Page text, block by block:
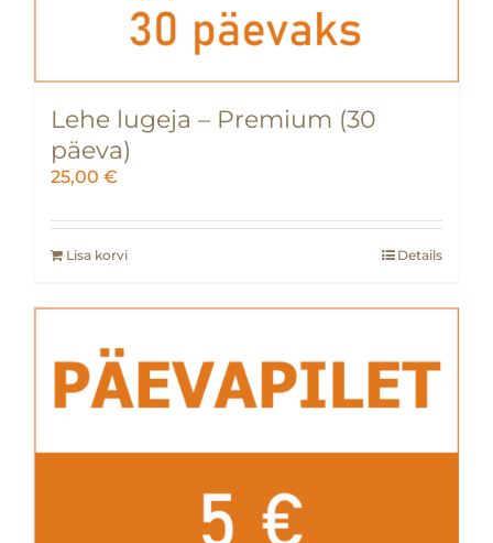
Lehe lugeja – Premium (30
päeva)
25,00 €
Lisa korvi Details